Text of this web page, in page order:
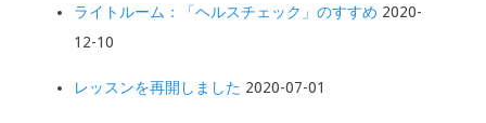
ライトルーム：「ヘルスチェック」のすすめ 2020-
12-10
レッスンを再開しました 2020-07-01